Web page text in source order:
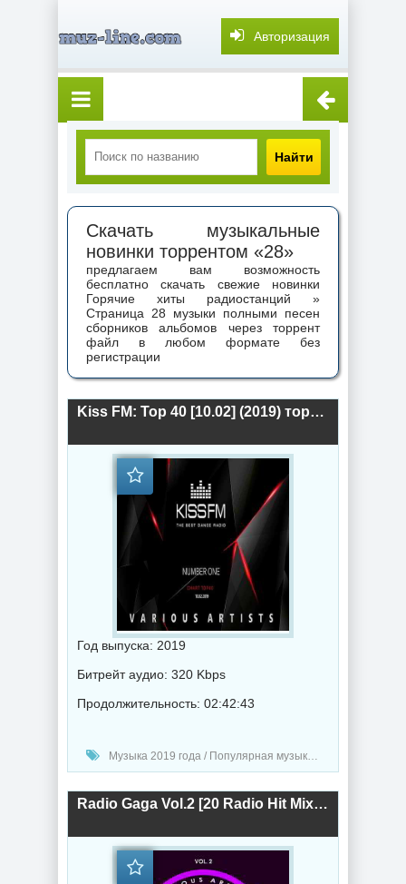
Авторизация
Найти
Скачать музыкальные
новинки торрентом «28»
предлагаем вам возможность
бесплатно скачать свежие новинки
Горячие хиты радиостанций »
Страница 28 музыки полными песен
сборников альбомов через торрент
файл в любом формате без
регистрации
Kiss FM: Top 40 [10.02] (2019) торрент
Год выпуска: 2019
Битрейт аудио: 320 Kbps
Продолжительность: 02:42:43
Музыка 2019 года / Популярная музыка / Хаус музыка / Диско музыка
Radio Gaga Vol.2 [20 Radio Hit Mixes] (2019) торрент